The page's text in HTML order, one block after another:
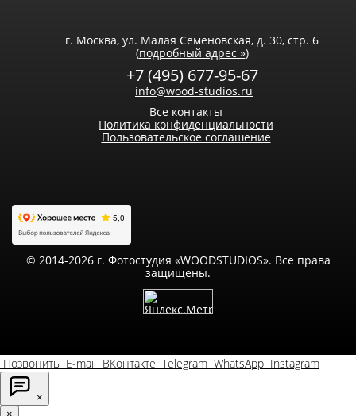
г. Москва, ул. Малая Семеновская, д. 30, стр. 6
(подробный адрес »)
+7 (495) 677-95-67
info@wood-studios.ru
Все контакты
Политика конфиденциальности
Пользовательское соглашение
© 2014-2026 г. Фотостудия «WOODSTUDIOS». Все права
защищены.
Позвонить E-mail ВКонтакте Telegram WhatsApp Instagram
×